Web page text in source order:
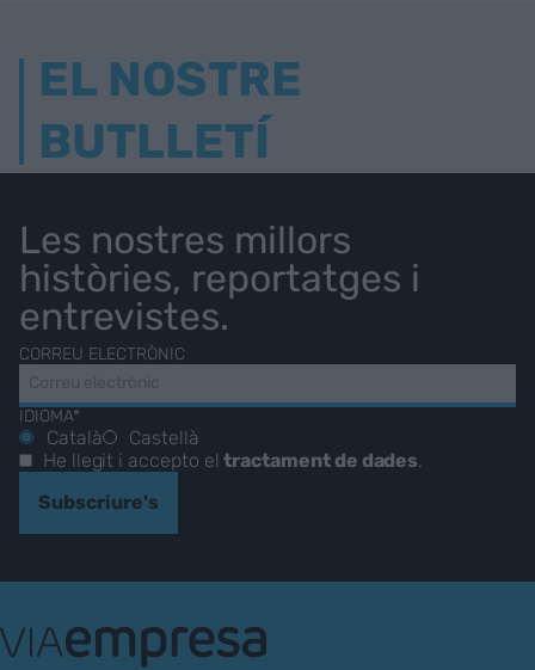
EL NOSTRE
BUTLLETÍ
Les nostres millors
històries, reportatges i
entrevistes.
CORREU ELECTRÒNIC
IDIOMA*
Català
Castellà
He llegit i accepto eltractament de dades.
Subscriure's